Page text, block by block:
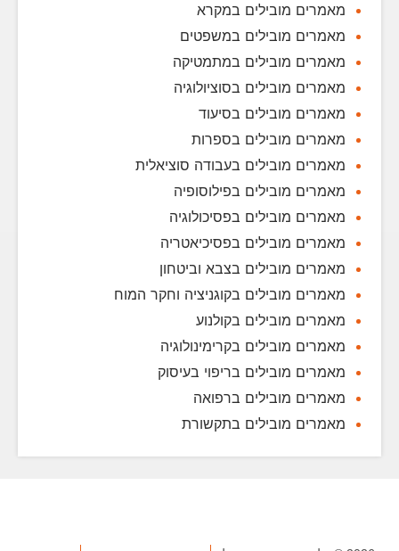
מאמרים מובילים במקרא
מאמרים מובילים במשפטים
מאמרים מובילים במתמטיקה
מאמרים מובילים בסוציולוגיה
מאמרים מובילים בסיעוד
מאמרים מובילים בספרות
מאמרים מובילים בעבודה סוציאלית
מאמרים מובילים בפילוסופיה
מאמרים מובילים בפסיכולוגיה
מאמרים מובילים בפסיכיאטריה
מאמרים מובילים בצבא וביטחון
מאמרים מובילים בקוגניציה וחקר המוח
מאמרים מובילים בקולנוע
מאמרים מובילים בקרימינולוגיה
מאמרים מובילים בריפוי בעיסוק
מאמרים מובילים ברפואה
מאמרים מובילים בתקשורת